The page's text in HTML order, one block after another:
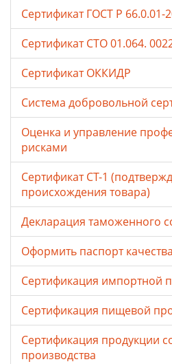
Сертификат ГОСТ Р 66.0.01-
Сертификат СТО 01.064.
Сертификат ОККИДР
Система добровольной
Оценка и управление
рисками
Сертификат СТ-1
происхождения товара)
Декларация таможенного
Оформить паспорт
Сертификация импортной
Сертификация пищевой
Сертификация продукции
производства